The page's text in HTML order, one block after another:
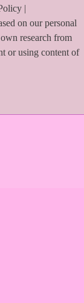
|
on our personal
research from
or using content of